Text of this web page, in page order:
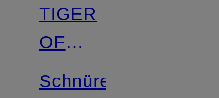
TIGER
OF
SWEDEN
Schnürer